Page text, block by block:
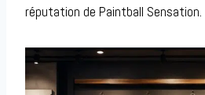
réputation de Paintball Sensation.